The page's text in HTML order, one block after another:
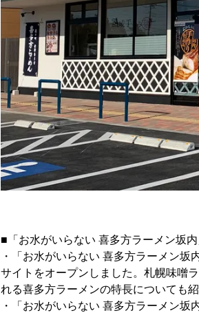
■「お水がいらない 喜多方ラーメン坂
・「お水がいらない 喜多方ラーメン
サイトをオープンしました。札幌味噌
れる喜多方ラーメンの特長についても
・「お水がいらない 喜多方ラーメン坂